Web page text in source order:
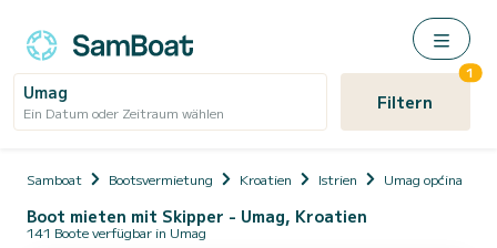
Umag
Ein Datum oder Zeitraum wählen Filtern
1
Samboat Bootsvermietung Kroatien Istrien Umag općina
Boot mieten mit Skipper - Umag, Kroatien
141 Boote verfügbar in Umag